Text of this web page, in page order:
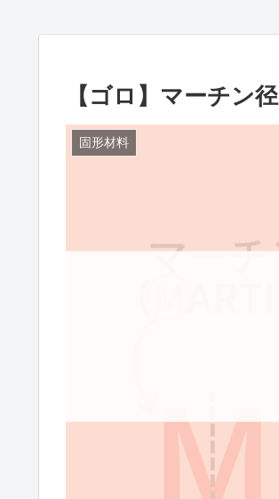
【ゴロ】マーチン径
固形材料